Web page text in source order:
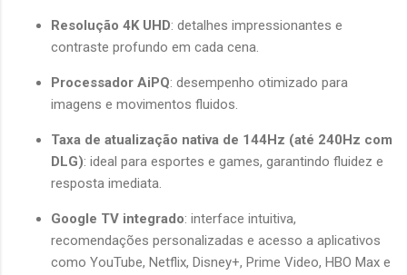
Resolução 4K UHD: detalhes impressionantes e
contraste profundo em cada cena.
Processador AiPQ: desempenho otimizado para
imagens e movimentos fluidos.
Taxa de atualização nativa de 144Hz (até 240Hz com
DLG): ideal para esportes e games, garantindo fluidez e
resposta imediata.
Google TV integrado: interface intuitiva,
recomendações personalizadas e acesso a aplicativos
como YouTube, Netflix, Disney+, Prime Video, HBO Max e